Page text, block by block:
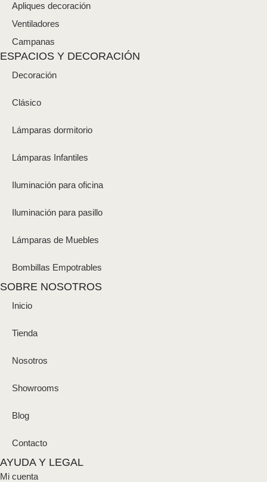
Apliques decoración
Ventiladores
Campanas
ESPACIOS Y DECORACIÓN
Decoración
Clásico
Lámparas dormitorio
Lámparas Infantiles
Iluminación para oficina
Iluminación para pasillo
Lámparas de Muebles
Bombillas Empotrables
SOBRE NOSOTROS
Inicio
Tienda
Nosotros
Showrooms
Blog
Contacto
AYUDA Y LEGAL
Mi cuenta